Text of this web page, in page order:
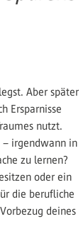
Aber später
Ersparnisse
nutzt.
– irgendwann in
zu lernen?
oder ein
die berufliche
deines